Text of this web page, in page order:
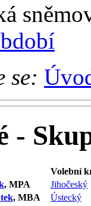
se:
-
Volební
, MPA Jihočeský
, MBA Ústecký